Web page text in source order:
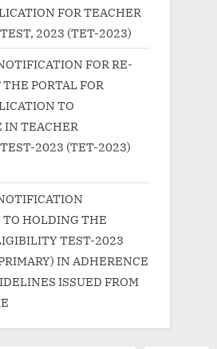
FOR TEACHER
2023 (TET-2023)
FOR RE-
PORTAL FOR
TO
IN TEACHER
2023 (TET-2023)
HOLDING THE
TEST-2023
IN ADHERENCE
ISSUED FROM